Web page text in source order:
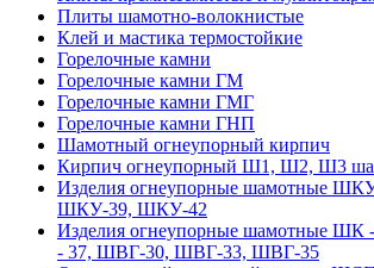
Плиты шамотно-волокнистые
Клей и мастика термостойкие
Горелочные камни
Горелочные камни ГМ
Горелочные камни ГМГ
Горелочные камни ГНП
Шамотный огнеупорный кирпич
Кирпич огнеупорный Ш1, Ш2, Ш3
Изделия огнеупорные шамотные
ШКУ-39, ШКУ-42
Изделия огнеупорные шамотные
- 37, ШВГ-30, ШВГ-33, ШВГ-35